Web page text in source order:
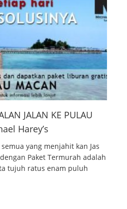
JALAN KE PULAU
Harey’s
yang menjahit kan Jas
Paket Termurah adalah
tujuh ratus enam puluh